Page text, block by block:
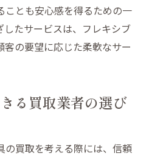
スタッフが山形市で提供
る査定の重要性
富なスタッフに依頼する
ービスの選び方
スの紹介
ことも安心感を得るための一
たサービスは、フレキシブ
客の要望に応じた柔軟なサー
る買取業者の選び
の買取を考える際には、信頼